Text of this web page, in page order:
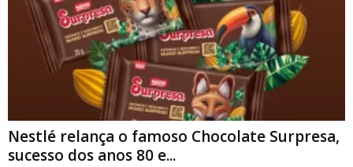
Nestlé relança o famoso Chocolate Surpresa,
sucesso dos anos 80 e...